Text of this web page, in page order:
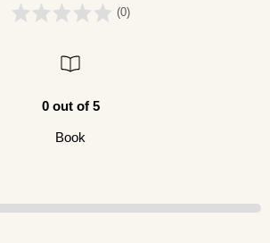
(0)
0 out of 5
Book